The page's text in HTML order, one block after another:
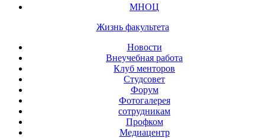
МНОЦ
Жизнь факультета
Новости
Внеучебная работа
Клуб менторов
Студсовет
Форум
Фотогалерея
сотрудникам
Профком
Медиацентр